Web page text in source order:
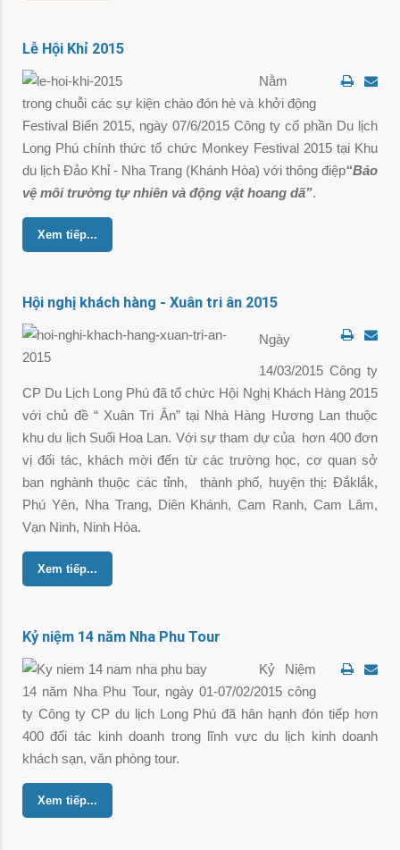
Lễ Hội Khỉ 2015
Nằm
trong chuỗi các sự kiện chào đón hè và khởi động
Festival Biển 2015, ngày 07/6/2015 Công ty cổ phần Du lịch
Long Phú chính thức tổ chức Monkey Festival 2015 tại Khu
du lịch Đảo Khỉ - Nha Trang (Khánh Hòa) với thông điệp“Bảo
vệ môi trường tự nhiên và động vật hoang dã”.
Xem tiếp...
Hội nghị khách hàng - Xuân tri ân 2015
Ngày
14/03/2015 Công ty
CP Du Lịch Long Phú đã tổ chức Hội Nghị Khách Hàng 2015
với chủ đề “ Xuân Tri Ân” tại Nhà Hàng Hương Lan thuộc
khu du lịch Suối Hoa Lan. Với sự tham dự của hơn 400 đơn
vị đối tác, khách mời đến từ các trường học, cơ quan sở
ban nghành thuộc các tỉnh, thành phố, huyện thị: Đắklắk,
Phú Yên, Nha Trang, Diên Khánh, Cam Ranh, Cam Lâm,
Vạn Ninh, Ninh Hòa.
Xem tiếp...
Kỷ niệm 14 năm Nha Phu Tour
Kỷ Niệm
14 năm Nha Phu Tour, ngày 01-07/02/2015 công
ty Công ty CP du lịch Long Phú đã hân hạnh đón tiếp hơn
400 đối tác kinh doanh trong lĩnh vực du lịch kinh doanh
khách sạn, văn phòng tour.
Xem tiếp...